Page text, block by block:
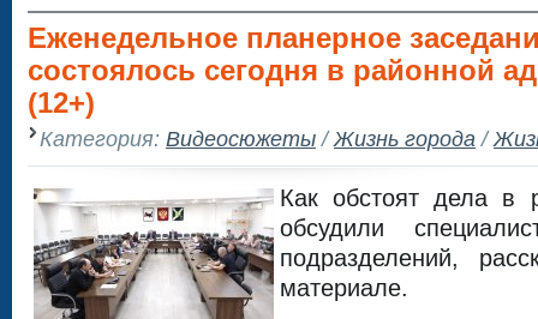
Еженедельное планерное
состоялось сегодня в районной
(12+)
Категория: Видеосюжеты/Жизнь города /
Как обстоят дела в
обсудили
подразделений,
материале.